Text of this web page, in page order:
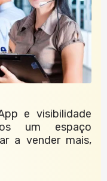
e visibilidade
um espaço
a vender mais,